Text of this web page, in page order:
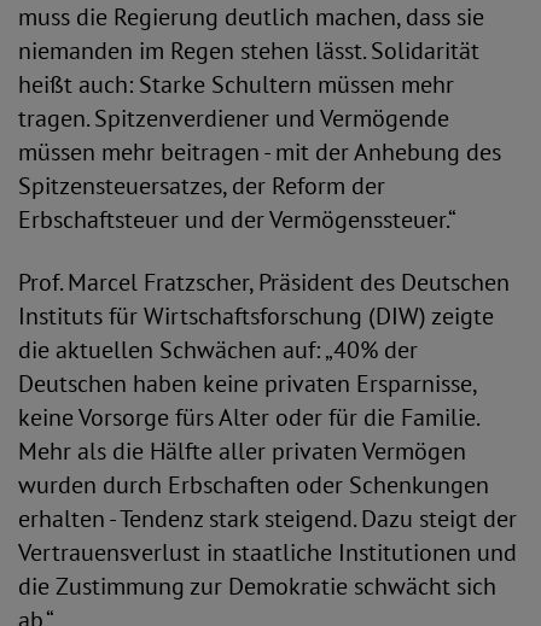
muss die Regierung deutlich machen, dass sie
niemanden im Regen stehen lässt. Solidarität
heißt auch: Starke Schultern müssen mehr
tragen. Spitzenverdiener und Vermögende
müssen mehr beitragen - mit der Anhebung des
Spitzensteuersatzes, der Reform der
Erbschaftsteuer und der Vermögenssteuer.“
Prof. Marcel Fratzscher, Präsident des Deutschen
Instituts für Wirtschaftsforschung (DIW) zeigte
die aktuellen Schwächen auf: „40% der
Deutschen haben keine privaten Ersparnisse,
keine Vorsorge fürs Alter oder für die Familie.
Mehr als die Hälfte aller privaten Vermögen
wurden durch Erbschaften oder Schenkungen
erhalten - Tendenz stark steigend. Dazu steigt der
Vertrauensverlust in staatliche Institutionen und
die Zustimmung zur Demokratie schwächt sich